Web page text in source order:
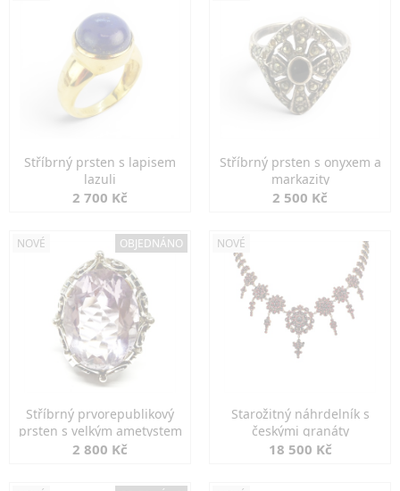
Stříbrný prsten s lapisem
lazuli
2 700 Kč
Stříbrný prsten s onyxem a
markazity
2 500 Kč
NOVÉ OBJEDNÁNO
Stříbrný prvorepublikový
prsten s velkým ametystem
2 800 Kč
NOVÉ
Starožitný náhrdelník s
českými granáty
18 500 Kč